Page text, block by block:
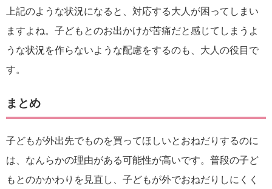
上記のような状況になると、対応する大人が困ってしまい
ますよね。子どもとのお出かけが苦痛だと感じてしまうよ
うな状況を作らないような配慮をするのも、大人の役目で
す。
まとめ
子どもが外出先でものを買ってほしいとおねだりするのに
は、なんらかの理由がある可能性が高いです。普段の子ど
もとのかかわりを見直し、子どもが外でおねだりしにくく